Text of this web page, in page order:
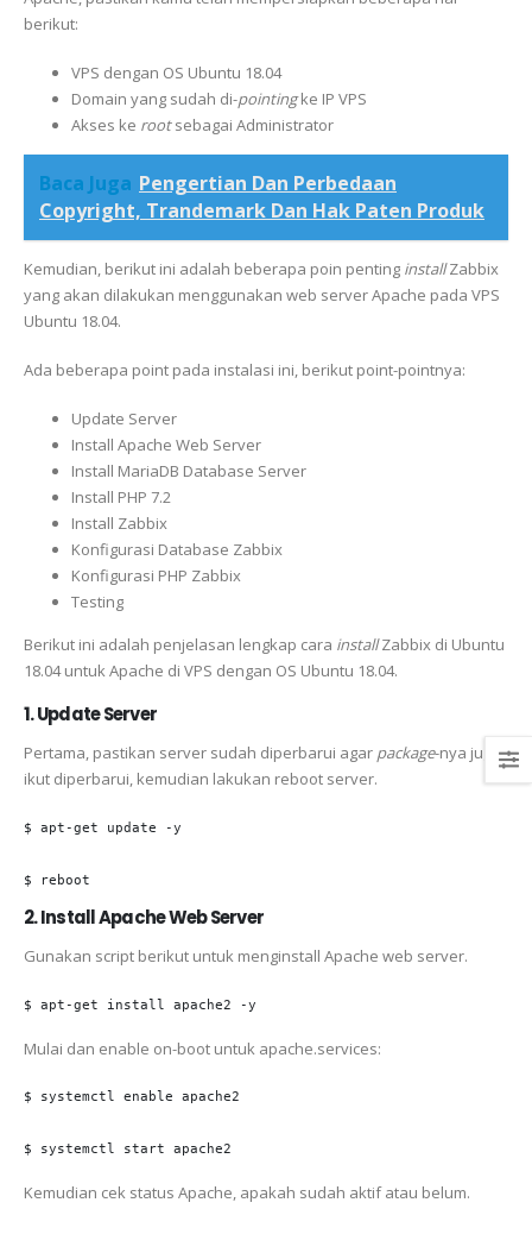
berikut:
VPS dengan OS Ubuntu 18.04
Domain yang sudah di-pointingke IP VPS
Akses ke rootsebagai Administrator
Baca Juga Pengertian Dan Perbedaan
Copyright, Trandemark Dan Hak Paten Produk
Kemudian, berikut ini adalah beberapa poin penting installZabbix
yang akan dilakukan menggunakan web server Apache pada VPS
Ubuntu 18.04.
Ada beberapa point pada instalasi ini, berikut point-pointnya:
Update Server
Install Apache Web Server
Install MariaDB Database Server
Install PHP 7.2
Install Zabbix
Konfigurasi Database Zabbix
Konfigurasi PHP Zabbix
Testing
Berikut ini adalah penjelasan lengkap cara installZabbix di Ubuntu
18.04 untuk Apache di VPS dengan OS Ubuntu 18.04.
1. Update Server
Pertama, pastikan server sudah diperbarui agar package-nya juga
ikut diperbarui, kemudian lakukan reboot server.
$ apt-get update -y
$ reboot
2. Install Apache Web Server
Gunakan script berikut untuk menginstall Apache web server.
$ apt-get install apache2 -y
Mulai dan enable on-boot untuk apache.services:
$ systemctl enable apache2
$ systemctl start apache2
Kemudian cek status Apache, apakah sudah aktif atau belum.